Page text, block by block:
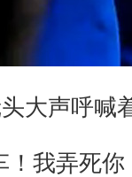
大声呼喊
我弄死你